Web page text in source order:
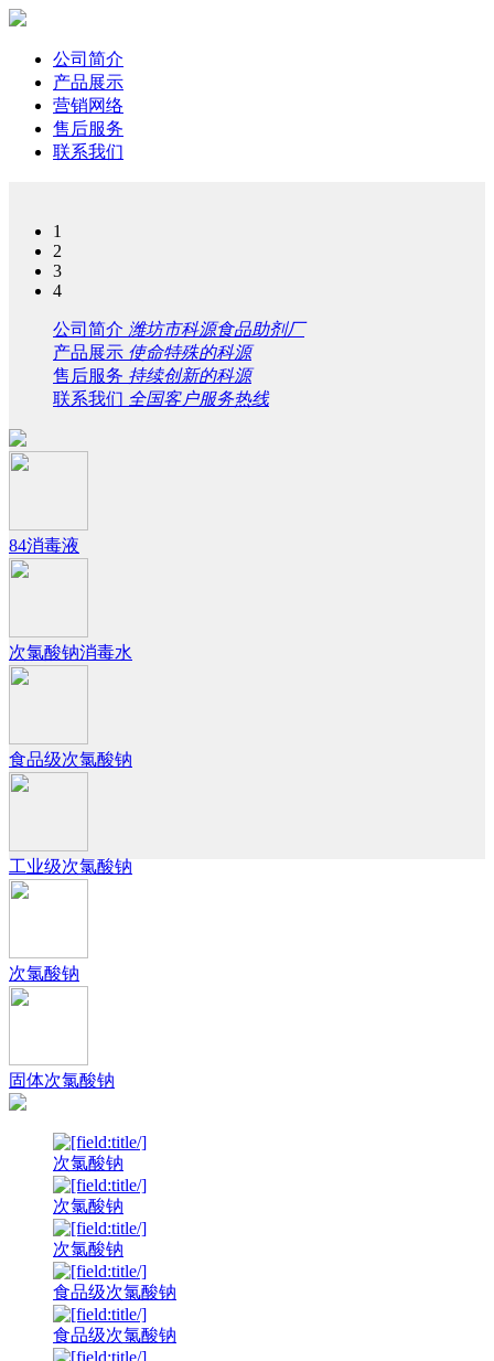
公司简介
产品展示
营销网络
售后服务
联系我们
1
2
3
4
公司简介 潍坊市科源食品助剂厂
产品展示 使命特殊的科源
售后服务 持续创新的科源
联系我们 全国客户服务热线
84消毒液
次氯酸钠消毒水
食品级次氯酸钠
工业级次氯酸钠
次氯酸钠
固体次氯酸钠
次氯酸钠
次氯酸钠
次氯酸钠
食品级次氯酸钠
食品级次氯酸钠